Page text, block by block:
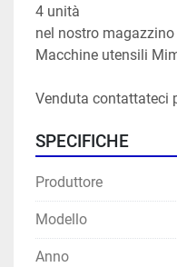
4 unità
nel nostro
Macchine utensili
Venduta contattateci
SPECIFICHE
Produttore
Modello
Anno